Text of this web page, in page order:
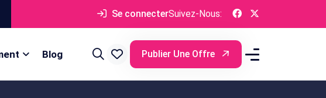
Se connecterSuivez-Nous:
Blog Publier Une Offre